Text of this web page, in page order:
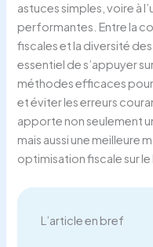
astuces simples, voire à
performantes. Entre la
fiscales et la diversité
essentiel de s’appuyer
méthodes efficaces
et éviter les erreurs
apporte non seulement
mais aussi une meilleure
optimisation fiscale sur le
L’article en bref